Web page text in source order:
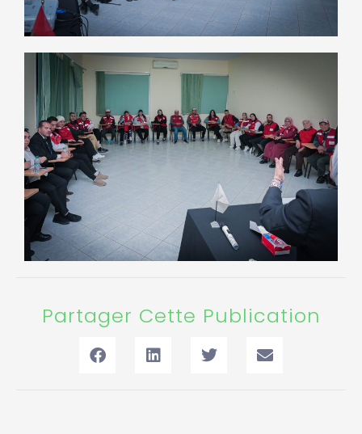
Partager Cette Publication